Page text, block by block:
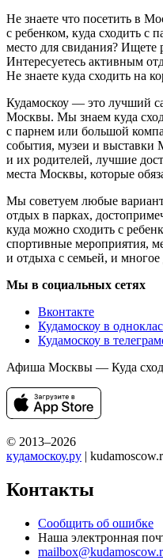
Не знаете что посетить в
с ребенком, куда сходить с
место для свидания? Ищете
Интересуетесь активным
Не знаете куда сходить на
Кудамоскоу — это лучший
Москвы. Мы знаем куда
с парнем или большой
события, музеи и выставки
и их родителей, лучшие
места Москвы, которые
Мы советуем любые
отдых в парках,
куда можно сходить с
спортивные мероприятия,
и отдыха с семьей, и многое
Мы в социальных сетях
Вконтакте
Кудамоскоу в
Кудамоскоу в
Афиша Москвы — Куда
© 2013–2026
кудамоскоу.ру |
Контакты
Сообщить об ошибке
Наша электронная